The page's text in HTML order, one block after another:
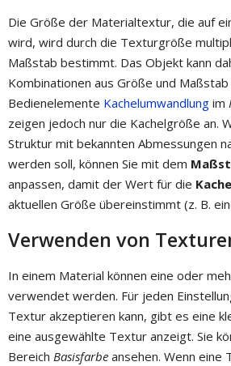
Die Größe der Materialtextur, die auf
wird, wird durch die Texturgröße
Maßstab bestimmt. Das Objekt kann
Kombinationen aus Größe und
Bedienelemente Kachelumwandlung im
zeigen jedoch nur die Kachelgröße an.
Struktur mit bekannten Abmessungen
werden soll, können Sie mit dem
anpassen, damit der Wert für die
aktuellen Größe übereinstimmt (z. B.
Verwenden von
In einem Material können eine oder
verwendet werden. Für jeden
Textur akzeptieren kann, gibt es eine
eine ausgewählte Textur anzeigt. Sie
Bereich Basisfarbe ansehen. Wenn eine